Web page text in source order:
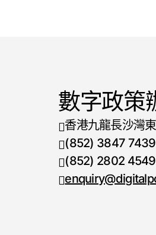
數字政策
香港九龍長沙灣
電話號碼
(852) 3847 7439
傳真號碼
(852) 2802 4549